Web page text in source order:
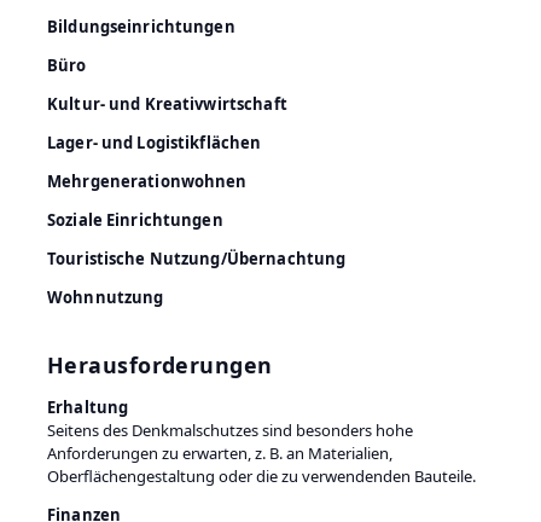
Bildungseinrichtungen
Büro
Kultur- und Kreativwirtschaft
Lager- und Logistikflächen
Mehrgenerationwohnen
Soziale Einrichtungen
Touristische Nutzung/Übernachtung
Wohnnutzung
Herausforderungen
Erhaltung
Seitens des Denkmalschutzes sind besonders hohe
Anforderungen zu erwarten, z. B. an Materialien,
Oberflächengestaltung oder die zu verwendenden Bauteile.
Finanzen